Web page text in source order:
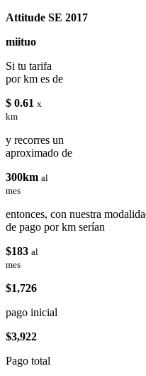
Attitude SE 2017
miituo
Si tu tarifa
por km es de
$ 0.61 x
km
y recorres un
aproximado de
300km al
mes
entonces, con nuestra
de pago por km serían
$183 al
mes
$1,726
pago inicial
$3,922
Pago total